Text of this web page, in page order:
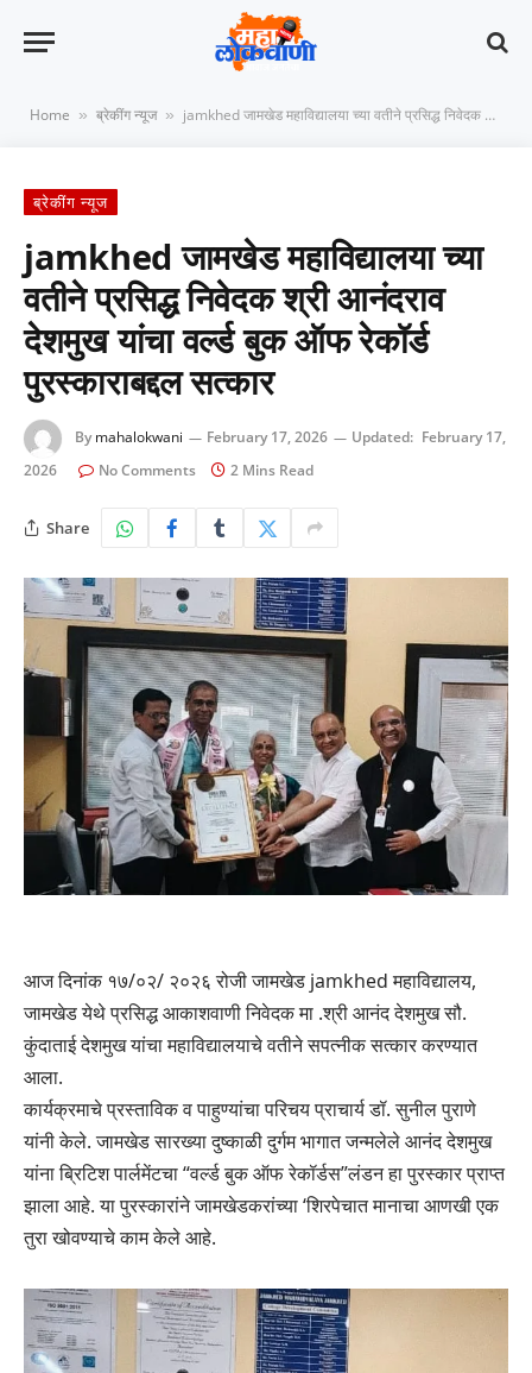
Home » ब्रेकींग न्यूज » jamkhed जामखेड महाविद्यालया च्या वतीने प्रसिद्ध निवेदक श्री आनंदराव देशमुख यांचा वर्ल्ड बुक ऑफ रेकॉर्ड पुरस्काराबद्दल सत्कार
ब्रेकींग न्यूज
jamkhed जामखेड महाविद्यालया च्या
वतीने प्रसिद्ध निवेदक श्री आनंदराव
देशमुख यांचा वर्ल्ड बुक ऑफ रेकॉर्ड
पुरस्काराबद्दल सत्कार
By mahalokwani February 17, 2026 Updated: February 17,
2026
No Comments 2 Mins Read
Share
आज दिनांक १७/०२/ २०२६ रोजी जामखेड jamkhed महाविद्यालय,
जामखेड येथे प्रसिद्ध आकाशवाणी निवेदक मा .श्री आनंद देशमुख सौ.
कुंदाताई देशमुख यांचा महाविद्यालयाचे वतीने सपत्नीक सत्कार करण्यात
आला.
कार्यक्रमाचे प्रस्ताविक व पाहुण्यांचा परिचय प्राचार्य डॉ. सुनील पुराणे
यांनी केले. जामखेड सारख्या दुष्काळी दुर्गम भागात जन्मलेले आनंद देशमुख
यांना ब्रिटिश पार्लमेंटचा “वर्ल्ड बुक ऑफ रेकॉर्डस”लंडन हा पुरस्कार प्राप्त
झाला आहे. या पुरस्कारांने जामखेडकरांच्या ‘शिरपेचात मानाचा आणखी एक
तुरा खोवण्याचे काम केले आहे.